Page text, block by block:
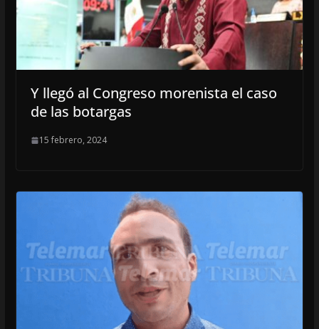
Y llegó al Congreso morenista el caso
de las botargas
15 febrero, 2024